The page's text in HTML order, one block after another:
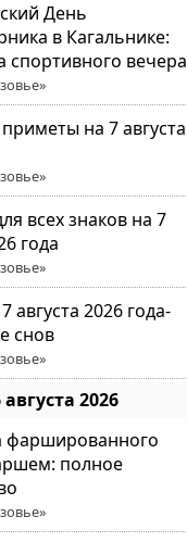
День
в Кагальнике:
спортивного вечера
на 7 августа
всех знаков на 7
года
августа 2026 года-
снов
августа 2026
фаршированного
полное